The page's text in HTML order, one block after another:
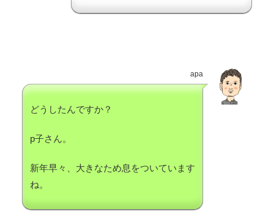
apa
どうしたんですか？
p子さん。
新年早々、大きなため息をついています
ね。